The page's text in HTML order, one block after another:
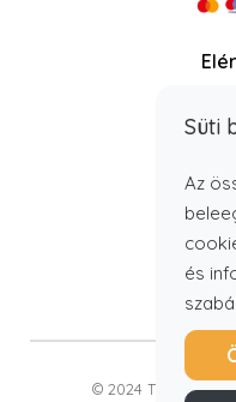
E-mail:
© 2024 Timba
Süti
Az
és